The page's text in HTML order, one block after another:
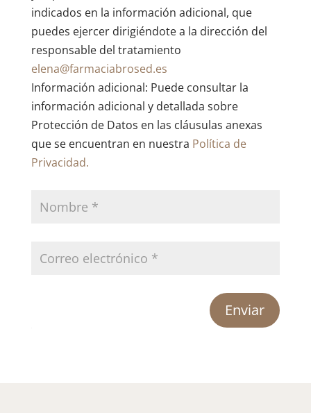
indicados en la información adicional, que
puedes ejercer dirigiéndote a la dirección del
responsable del tratamiento
elena@farmaciabrosed.es
Información adicional: Puede consultar la
información adicional y detallada sobre
Protección de Datos en las cláusulas anexas
que se encuentran en nuestra Política de
Privacidad.
Enviar